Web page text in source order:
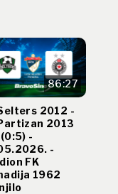
86:27
2012 -
2013
-
-
FK
1962